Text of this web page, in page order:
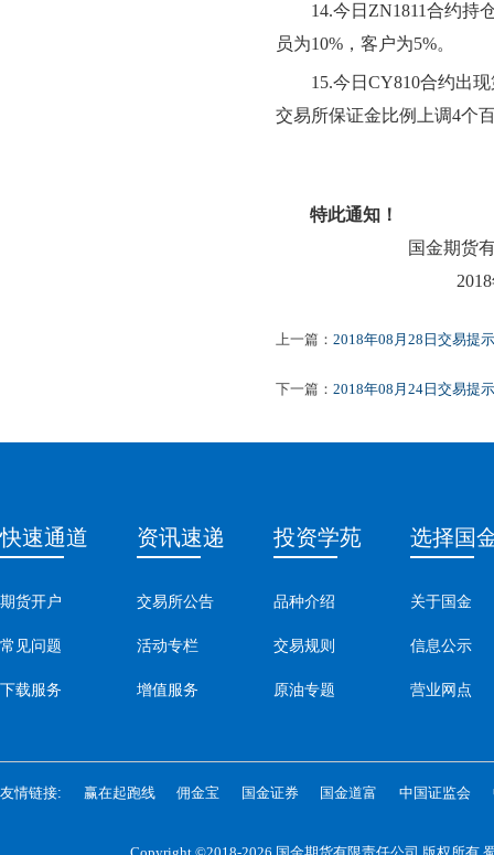
14.今日ZN1811合约持
员为10%，客户为5%。
15.今日CY810合约出
交易所保证金比例上调4个
特此通知！
国金期货
2018年08
上一篇： 2018年08月28日交易提示
下一篇： 2018年08月24日交易提示
快速通道
期货开户
常见问题
下载服务
资讯速递
交易所公告
活动专栏
增值服务
投资学苑
品种介绍
交易规则
原油专题
选择国
关于国金
信息公示
营业网点
友情链接: 赢在起跑线 佣金宝 国金证券 国金道富 中国证监会